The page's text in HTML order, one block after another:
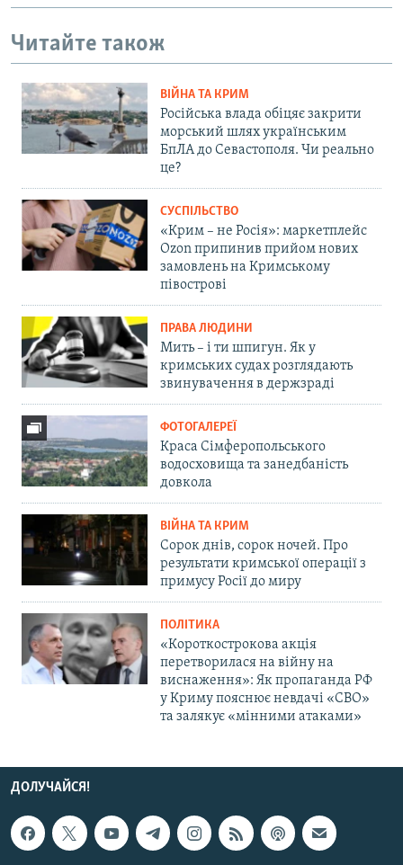
Читайте також
ВІЙНА ТА КРИМ
Російська влада обіцяє закрити
морський шлях українським
БпЛА до Севастополя. Чи реально
це?
СУСПІЛЬСТВО
«Крим – не Росія»: маркетплейс
Ozon припинив прийом нових
замовлень на Кримському
півострові
ПРАВА ЛЮДИНИ
Мить – і ти шпигун. Як у
кримських судах розглядають
звинувачення в держзраді
ФОТОГАЛЕРЕЇ
Краса Сімферопольського
водосховища та занедбаність
довкола
ВІЙНА ТА КРИМ
Сорок днів, сорок ночей. Про
результати кримської операції з
примусу Росії до миру
ПОЛІТИКА
«Короткострокова акція
перетворилася на війну на
виснаження»: Як пропаганда РФ
у Криму пояснює невдачі «СВО»
та залякує «мінними атаками»
ДОЛУЧАЙСЯ!